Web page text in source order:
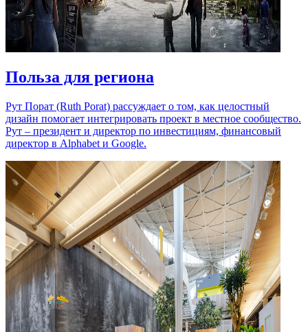
Польза для региона
Рут Порат (Ruth Porat) рассуждает о том, как целостный
дизайн помогает интегрировать проект в местное сообщество.
Рут – президент и директор по инвестициям, финансовый
директор в Alphabet и Google.